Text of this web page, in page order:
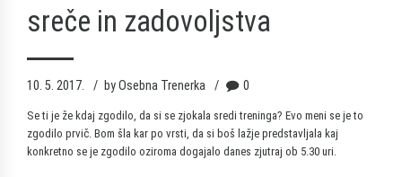
sreče in zadovoljstva
10. 5. 2017. by Osebna Trenerka 0
Se ti je že kdaj zgodilo, da si se zjokala sredi treninga? Evo meni se je to
zgodilo prvič. Bom šla kar po vrsti, da si boš lažje predstavljala kaj
konkretno se je zgodilo oziroma dogajalo danes zjutraj ob 5.30 uri.